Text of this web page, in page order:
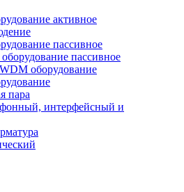
активное
пассивное
пассивное
оборудование
пара
интерфейсный и